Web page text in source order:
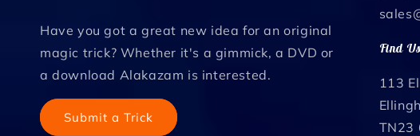
Have you got a great new idea for an original
magic trick? Whether it's a gimmick, a DVD or
a download Alakazam is interested.
Submit a Trick
Find
113
TN23